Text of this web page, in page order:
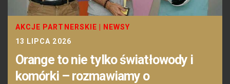
AKCJE PARTNERSKIE
NEWSY
13 LIPCA 2026
Orange to nie tylko światłowody i
komórki – rozmawiamy o